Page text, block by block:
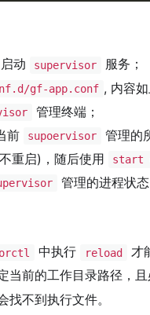
启动 supervisor
服务；
gf-app.conf , 内容
管理终端；
前 supoervisor
管理的
重启)，随后使用 start
管理的进程状态
中执行 reload 才
当前的工作目录路径，
不到执行文件。